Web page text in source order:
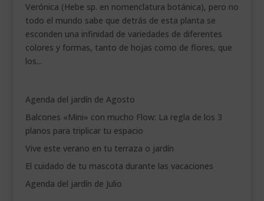
Verónica (Hebe sp. en nomenclatura botánica), pero no
todo el mundo sabe que detrás de esta planta se
esconden una infinidad de variedades de diferentes
colores y formas, tanto de hojas como de flores, que
los...
Agenda del jardín de Agosto
Balcones «Mini» con mucho Flow: La regla de los 3
planos para triplicar tu espacio
Vive este verano en tu terraza o jardín
El cuidado de tu mascota durante las vacaciones
Agenda del jardín de Julio